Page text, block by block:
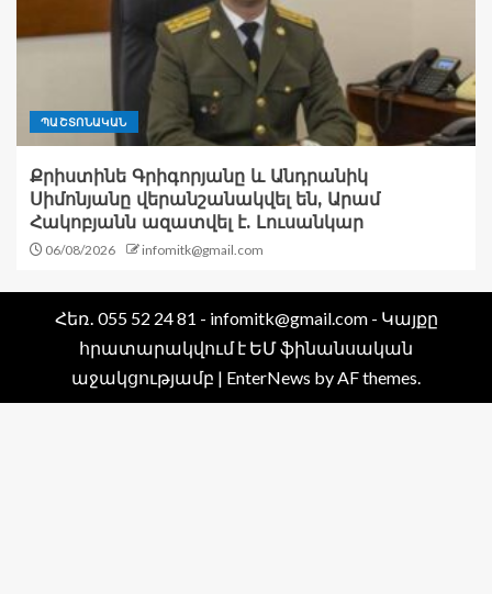
ՊԱՇՏՈՆԱԿԱՆ
Քրիստինե Գրիգորյանը և Անդրանիկ
Սիմոնյանը վերանշանակվել են, Արամ
Հակոբյանն ազատվել է. Լուսանկար
06/08/2026 infomitk@gmail.com
Հեռ․ 055 52 24 81 - infomitk@gmail.com - Կայքը
հրատարակվում է ԵՄ ֆինանսական
աջակցությամբ | EnterNews by AF themes.